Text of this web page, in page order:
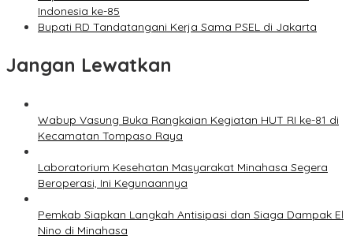
Indonesia ke-85
Bupati RD Tandatangani Kerja Sama PSEL di Jakarta
Jangan Lewatkan
Wabup Vasung Buka Rangkaian Kegiatan HUT RI ke-81 di
Kecamatan Tompaso Raya
Laboratorium Kesehatan Masyarakat Minahasa Segera
Beroperasi, Ini Kegunaannya
Pemkab Siapkan Langkah Antisipasi dan Siaga Dampak El
Nino di Minahasa